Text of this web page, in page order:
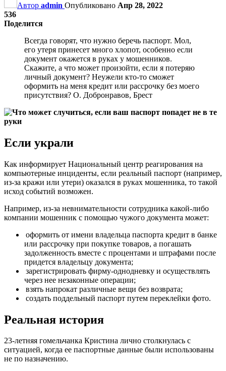
Автор admin Опубликовано Апр 28, 2022
536
Поделится
Всегда говорят, что нужно беречь паспорт. Мол,
его утеря принесет много хлопот, особенно если
документ окажется в руках у мошенников.
Скажите, а что может произойти, если я потеряю
личный документ? Неужели кто-то сможет
оформить на меня кредит или рассрочку без моего
присутствия? О. Добронравов, Брест
Если украли
Как информирует Национальный центр реагирования на
компьютерные инциденты, если реальный паспорт (например,
из-за кражи или утери) оказался в руках мошенника, то такой
исход событий возможен.
Например, из-за невнимательности сотрудника какой-либо
компании мошенник с помощью чужого документа может:
оформить от имени владельца паспорта кредит в банке
или рассрочку при покупке товаров, а погашать
задолженность вместе с процентами и штрафами после
придется владельцу документа;
зарегистрировать фирму-однодневку и осуществлять
через нее незаконные операции;
взять напрокат различные вещи без возврата;
создать поддельный паспорт путем переклейки фото.
Реальная история
23-летняя гомельчанка Кристина лично столкнулась с
ситуацией, когда ее паспортные данные были использованы
не по назначению.